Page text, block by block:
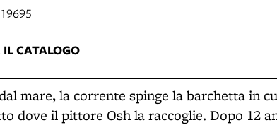
CATALOGO
mare, la corrente spinge la barchetta in
dove il pittore Osh la raccoglie. Dopo 12